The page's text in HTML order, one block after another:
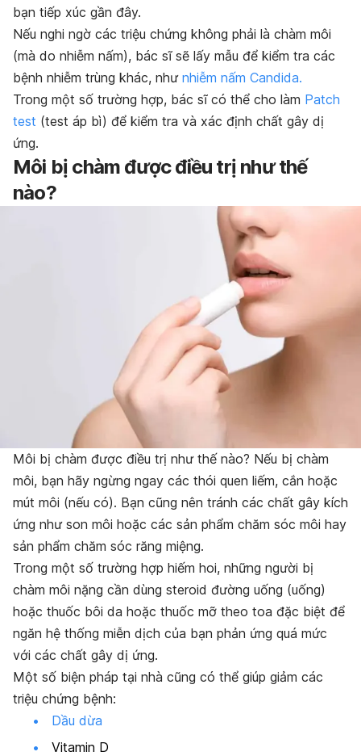
bạn tiếp xúc gần đây.
Nếu nghi ngờ các triệu chứng không phải là chàm môi
(mà do nhiễm nấm), bác sĩ sẽ lấy mẫu để kiểm tra các
bệnh nhiễm trùng khác, như nhiễm nấm Candida.
Trong một số trường hợp, bác sĩ có thể cho làm Patch
test (test áp bì) để kiểm tra và xác định chất gây dị
ứng.
Môi bị chàm được điều trị như thế
nào?
Môi bị chàm được điều trị như thế nào? Nếu bị chàm
môi, bạn hãy ngừng ngay các thói quen liếm, cắn hoặc
mút môi (nếu có). Bạn cũng nên tránh các chất gây kích
ứng như son môi hoặc các sản phẩm chăm sóc môi hay
sản phẩm chăm sóc răng miệng.
Trong một số trường hợp hiếm hoi, những người bị
chàm môi nặng cần dùng steroid đường uống (uống)
hoặc thuốc bôi da hoặc thuốc mỡ theo toa đặc biệt để
ngăn hệ thống miễn dịch của bạn phản ứng quá mức
với các chất gây dị ứng.
Một số biện pháp tại nhà cũng có thể giúp giảm các
triệu chứng bệnh:
Dầu dừa
Vitamin D